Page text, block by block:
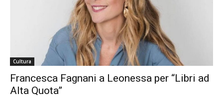
Cultura
Francesca Fagnani a Leonessa per “Libri ad
Alta Quota”